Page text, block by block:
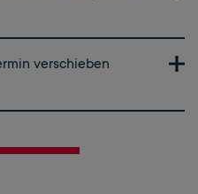
Gerne senden wir dir
und deine Arbeit
im Fragebogen mit,
verschieben
einen neuen